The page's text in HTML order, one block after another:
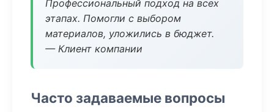
Профессиональный подход на всех
этапах. Помогли с выбором
материалов, уложились в бюджет.
— Клиент компании
Часто задаваемые вопросы